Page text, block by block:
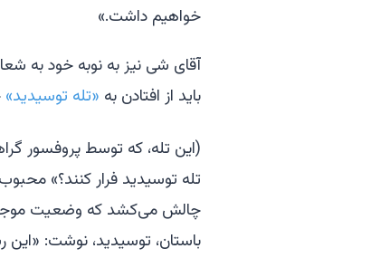
خواهیم داشت.»
آقای شی نیز به نوبه خود به
باید از افتادن به «تله توسیدید»
(این تله، که توسط پروفسور
تله توسیدید فرار کنند؟»
چالش می‌کشد که وضعیت
باستان، توسیدید، نوشت: «این